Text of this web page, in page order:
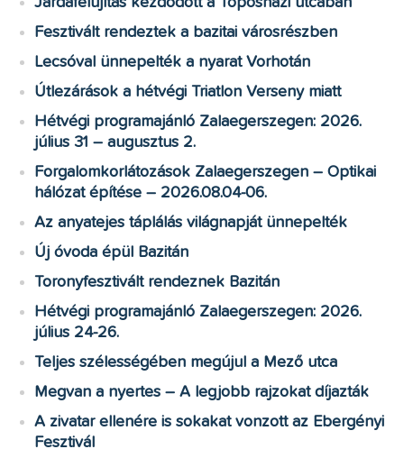
Fesztivált rendeztek a bazitai városrészben
Lecsóval ünnepelték a nyarat Vorhotán
Útlezárások a hétvégi Triatlon Verseny miatt
Hétvégi programajánló Zalaegerszegen: 2026.
július 31 – augusztus 2.
Forgalomkorlátozások Zalaegerszegen – Optikai
hálózat építése – 2026.08.04-06.
Az anyatejes táplálás világnapját ünnepelték
Új óvoda épül Bazitán
Toronyfesztivált rendeznek Bazitán
Hétvégi programajánló Zalaegerszegen: 2026.
július 24-26.
Teljes szélességében megújul a Mező utca
Megvan a nyertes – A legjobb rajzokat díjazták
A zivatar ellenére is sokakat vonzott az Ebergényi
Fesztivál